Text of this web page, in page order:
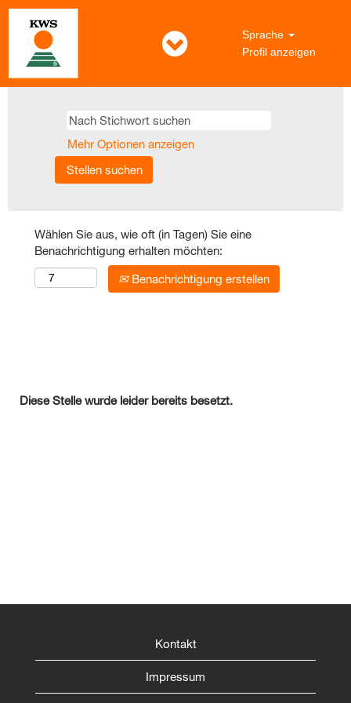
Sprache
Profil anzeigen
Mehr Optionen anzeigen
Wählen Sie aus, wie oft (in Tagen) Sie eine
Benachrichtigung erhalten möchten:
Benachrichtigung erstellen
Diese Stelle wurde leider bereits besetzt.
Kontakt
Impressum